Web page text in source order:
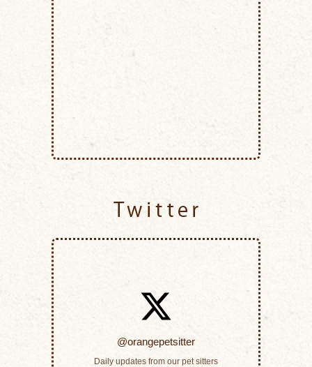
@orangepetsitter
Daily updates from our pet sitters